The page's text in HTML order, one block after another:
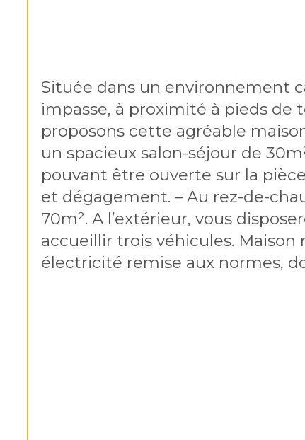
Située dans un environnement
impasse, à proximité à pieds de
proposons cette agréable
un spacieux salon-séjour de
pouvant être ouverte sur la
et dégagement. – Au rez-de-
70m². A l’extérieur, vous
accueillir trois véhicules.
électricité remise aux normes,